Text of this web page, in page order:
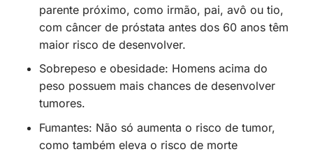
parente próximo, como irmão, pai, avô ou tio,
com câncer de próstata antes dos 60 anos têm
maior risco de desenvolver.
Sobrepeso e obesidade: Homens acima do
peso possuem mais chances de desenvolver
tumores.
Fumantes: Não só aumenta o risco de tumor,
como também eleva o risco de morte